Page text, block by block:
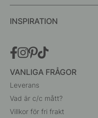
INSPIRATION
VANLIGA FRÅGOR
Leverans
Vad är c/c mått?
Villkor för fri frakt